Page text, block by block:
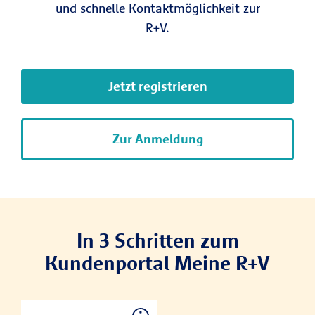
und schnelle Kontaktmöglichkeit zur
R+V.
Jetzt registrieren
Zur Anmeldung
In 3 Schritten zum
Kundenportal Meine R+V